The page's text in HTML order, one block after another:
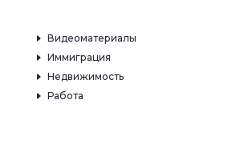
Видеоматериалы
Иммиграция
Недвижимость
Работа